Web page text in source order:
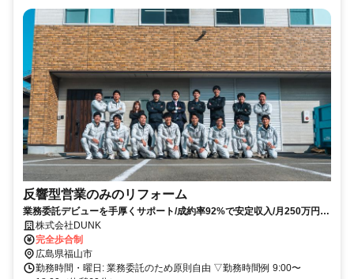
反響型営業のみのリフォーム
業務委託デビューを手厚くサポート/成約率92%で安定収入/月250万円稼
ぐ先輩も！
株式会社DUNK
完全歩合制
広島県福山市
勤務時間・曜日: 業務委託のため原則自由 ▽勤務時間例 9:00〜